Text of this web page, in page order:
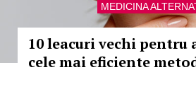
MEDICINA
10 leacuri vechi pentru
cele mai eficiente